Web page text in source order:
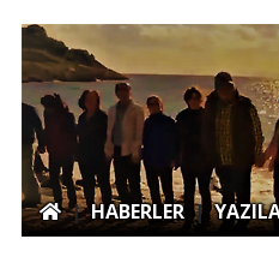
|HABERLER|